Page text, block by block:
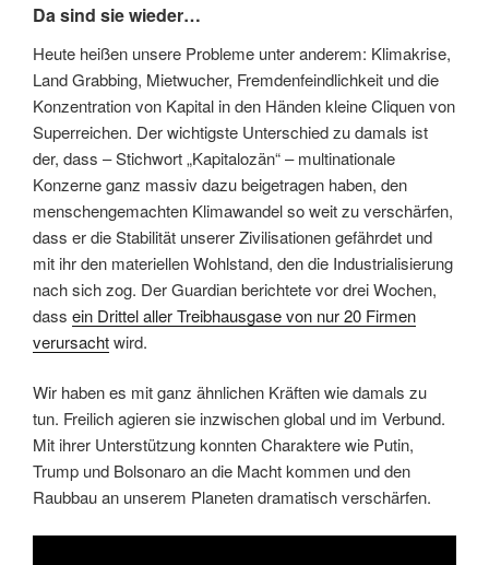
Da sind sie wieder…
Heute heißen unsere Probleme unter anderem: Klimakrise,
Land Grabbing, Mietwucher, Fremdenfeindlichkeit und die
Konzentration von Kapital in den Händen kleine Cliquen von
Superreichen. Der wichtigste Unterschied zu damals ist
der, dass – Stichwort „Kapitalozän“ – multinationale
Konzerne ganz massiv dazu beigetragen haben, den
menschengemachten Klimawandel so weit zu verschärfen,
dass er die Stabilität unserer Zivilisationen gefährdet und
mit ihr den materiellen Wohlstand, den die Industrialisierung
nach sich zog. Der Guardian berichtete vor drei Wochen,
dass ein Drittel aller Treibhausgase von nur 20 Firmen
verursachtwird.
Wir haben es mit ganz ähnlichen Kräften wie damals zu
tun. Freilich agieren sie inzwischen global und im Verbund.
Mit ihrer Unterstützung konnten Charaktere wie Putin,
Trump und Bolsonaro an die Macht kommen und den
Raubbau an unserem Planeten dramatisch verschärfen.